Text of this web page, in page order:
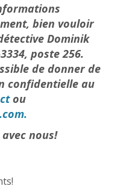
bien vouloir
Dominik
poste 256.
de donner de
confidentielle au
ou
nous!